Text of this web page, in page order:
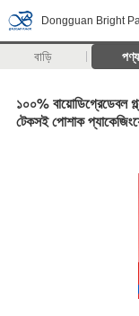
Dongguan Bright
বাড়ি পণ্য
১০০% বায়োডিগ্রেডেবল
টেকসই পোশাক